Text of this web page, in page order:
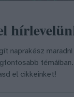
naprakész maradni
témáiban.
el cikkeinket!